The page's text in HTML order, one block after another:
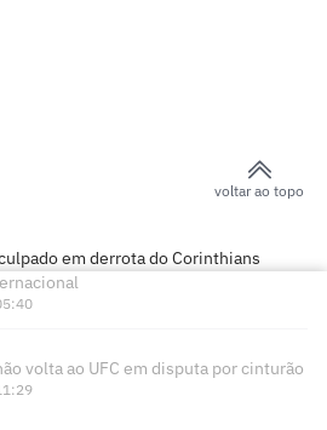
voltar ao topo
em derrota do Corinthians
volta ao UFC em disputa por cinturão